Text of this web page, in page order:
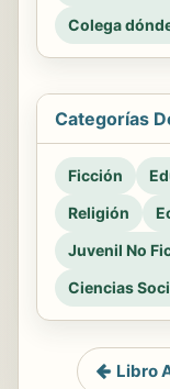
Colega
Categorías
Ficción
Religión
Juvenil No
Ciencias
Libro